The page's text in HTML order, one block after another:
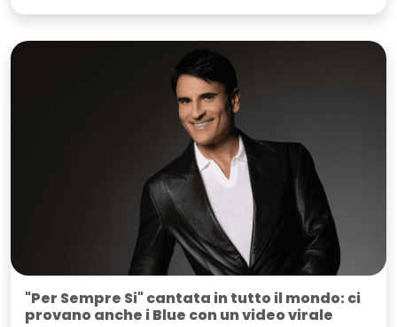
"Per Sempre Si" cantata in tutto il mondo: ci
provano anche i Blue con un video virale